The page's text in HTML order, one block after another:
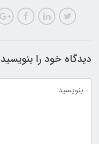
دیدگاه خود را بنویسید